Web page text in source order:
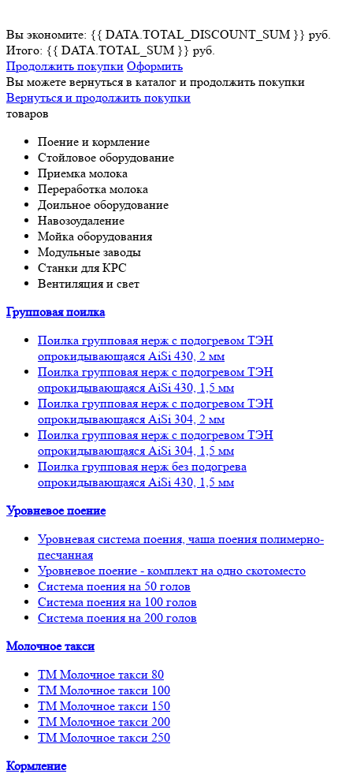
Вы экономите: {{ DATA.TOTAL_DISCOUNT_SUM }} руб.
Итого: {{ DATA.TOTAL_SUM }} руб.
Продолжить покупки Оформить
Вы можете вернуться в каталог и продолжить покупки
Вернуться и продолжить покупки
товаров
Поение и кормление
Стойловое оборудование
Приемка молока
Переработка молока
Доильное оборудование
Навозоудаление
Мойка оборудования
Модульные заводы
Станки для КРС
Вентиляция и свет
Групповая поилка
Поилка групповая нерж с подогревом ТЭН
опрокидывающаяся AiSi 430, 2 мм
Поилка групповая нерж с подогревом ТЭН
опрокидывающаяся AiSi 430, 1,5 мм
Поилка групповая нерж с подогревом ТЭН
опрокидывающаяся AiSi 304, 2 мм
Поилка групповая нерж с подогревом ТЭН
опрокидывающаяся AiSi 304, 1,5 мм
Поилка групповая нерж без подогрева
опрокидывающаяся AiSi 430, 1,5 мм
Уровневое поение
Уровневая система поения, чаша поения полимерно-
песчанная
Уровневое поение - комплект на одно скотоместо
Система поения на 50 голов
Система поения на 100 голов
Система поения на 200 голов
Молочное такси
ТМ Молочное такси 80
ТМ Молочное такси 100
ТМ Молочное такси 150
ТМ Молочное такси 200
ТМ Молочное такси 250
Кормление